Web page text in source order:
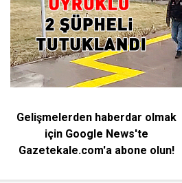
Gelişmelerden haberdar olmak
için Google News'te
Gazetekale.com'a abone olun!